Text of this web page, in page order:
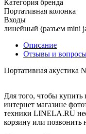
Категория бренда
Портативная колонка
Входы
линейный (разъем mini
Описание
Отзывы и
Портативная акустика
Для того, чтобы купить
интернет магазине
техники LINELA.RU
корзину или позвонить